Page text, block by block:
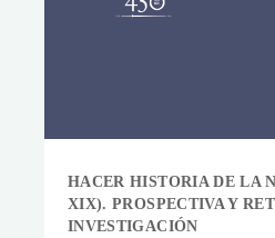
HACER HISTORIA DE LA
XIX). PROSPECTIVA Y
INVESTIGACIÓN